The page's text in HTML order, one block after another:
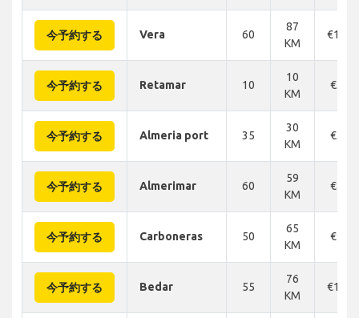
今予約する Vera 60
87
KM
€134
今予約する Retamar 10
10
KM
€32
今予約する Almeria port 35
30
KM
€32
今予約する Almerimar 60
59
KM
€88
今予約する Carboneras 50
65
KM
€94
今予約する Bedar 55
76
KM
€110